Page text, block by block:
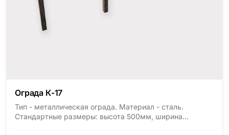
Ограда К-17
Тип - металлическая ограда. Материал - сталь.
Стандартные размеры: высота 500мм, ширина